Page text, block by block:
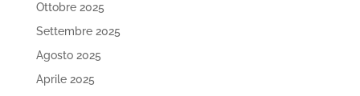
Ottobre 2025
Settembre 2025
Agosto 2025
Aprile 2025